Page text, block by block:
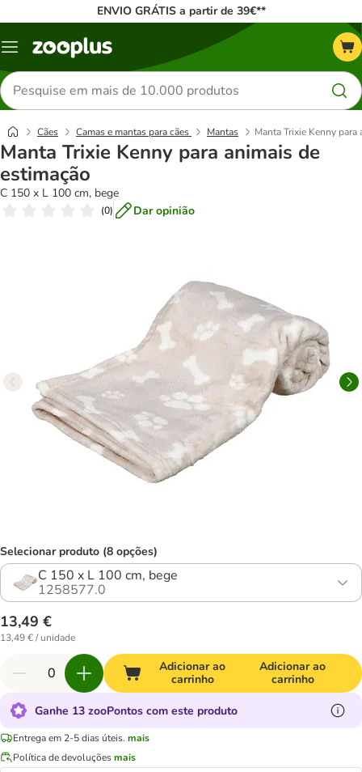
ENVIO GRÁTIS a partir de 39€**
Menu
Pesquisar
produtos
Cães Camas e mantas para cães Mantas Manta Trixie Kenny
Manta Trixie Kenny para animais de
estimação
C 150 x L 100 cm, bege
(0) Dar opinião
Selecionar produto (8 opções)
C 150 x L 100 cm, bege
1258577.0
13,49 €
13,49 € / unidade
Adicionar ao
carrinho
Adicionar ao
carrinho
Ganhe 13 zooPontos com este produto
Entrega em 2-5 dias úteis. mais
Política de devoluçõesmais